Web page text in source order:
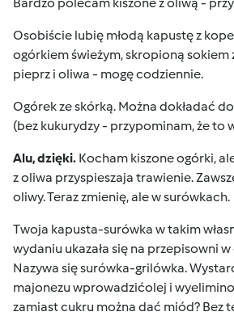
Osobiście lubię młodą kapustę z
ogórkiem świeżym, skropioną sokiem
pieprz i oliwa - mogę codziennie.
Ogórek ze skórką. Można dokładać
(bez kukurydzy - przypominam, że to
Alu, dzięki. Kocham kiszone ogórki,
z oliwa przyspieszaja trawienie.
oliwy. Teraz zmienię, ale w surówkach.
Twoja kapusta-surówka w takim
wydaniu ukazała się na przepisowni
Nazywa się surówka-grilówka.
majonezu wprowadzićolej i
zamiast cukru można dać miód? Bez